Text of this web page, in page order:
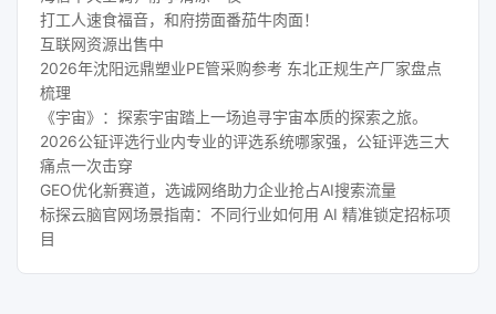
打工人速食福音，和府捞面番茄牛肉面！
互联网资源出售中
2026年沈阳远鼎塑业PE管采购参考 东北正规生产厂家盘点
梳理
《宇宙》：探索宇宙踏上一场追寻宇宙本质的探索之旅。
2026公钲评选行业内专业的评选系统哪家强，公钲评选三大
痛点一次击穿
GEO优化新赛道，选诚网络助力企业抢占AI搜索流量
标探云脑官网场景指南：不同行业如何用 AI 精准锁定招标项
目